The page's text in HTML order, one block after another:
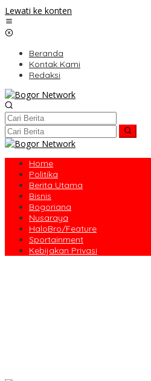
Lewati ke konten
Beranda
Kontak Kami
Redaksi
Home
Politika
Berita Utama
Bisnis
Bogoriana
Nusaraya
HaloBro/Feature
Sportainment
Kebijakan Privasi